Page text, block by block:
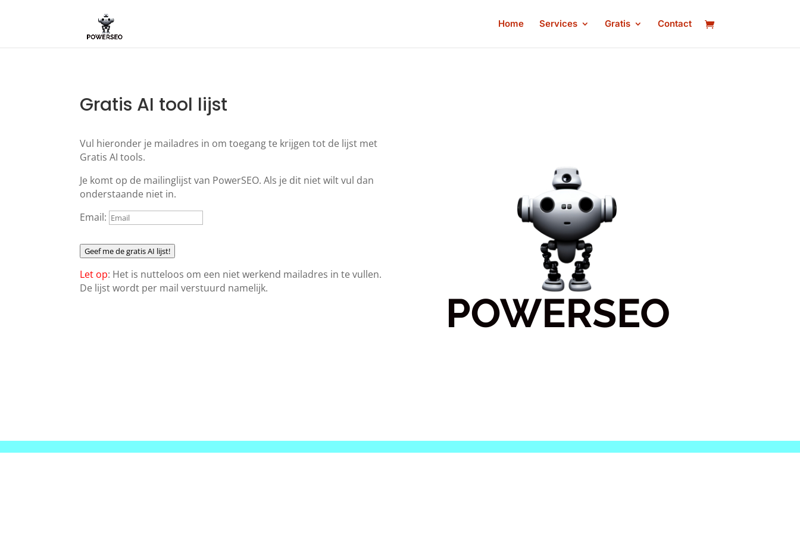
Home Services Gratis Contact
Gratis AI tool lijst
Vul hieronder je mailadres in om toegang te krijgen tot de lijst met
Gratis AI tools.
Je komt op de mailinglijst van PowerSEO. Als je dit niet wilt vul dan
onderstaande niet in.
Email:
Geef me de gratis AI lijst!
Let op: Het is nutteloos om een niet werkend mailadres in te vullen.
De lijst wordt per mail verstuurd namelijk.